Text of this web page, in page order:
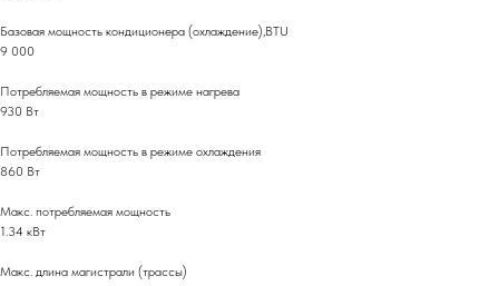
Базовая мощность кондиционера (охлаждение),BTU
9 000
Потребляемая мощность в режиме нагрева
930 Вт
Потребляемая мощность в режиме охлаждения
860 Вт
Макс. потребляемая мощность
1.34 кВт
Макс. длина магистрали (трассы)